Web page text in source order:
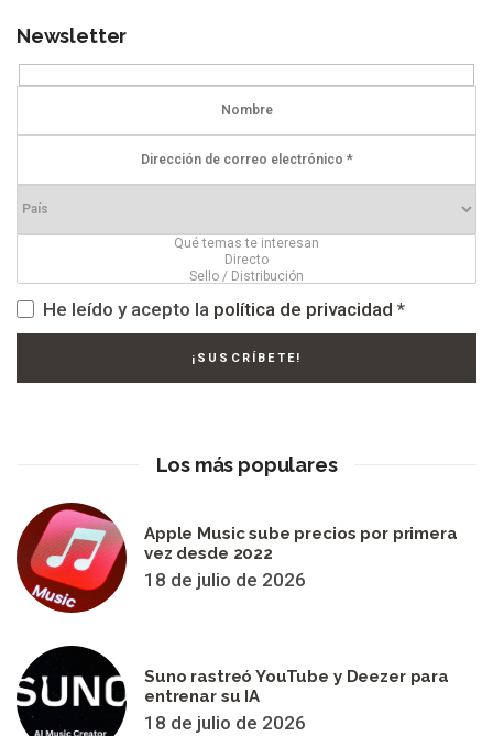
Newsletter
He leído y acepto la política de privacidad *
Los más populares
Apple Music sube precios por primera
vez desde 2022
18 de julio de 2026
Suno rastreó YouTube y Deezer para
entrenar su IA
18 de julio de 2026